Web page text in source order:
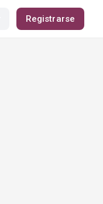
Registrarse